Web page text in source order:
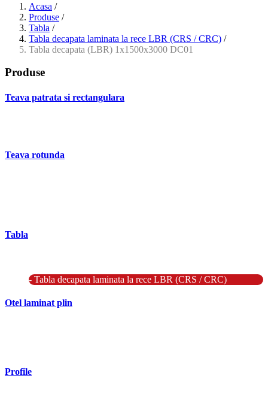
Acasa /
Produse /
Tabla /
Tabla decapata laminata la rece LBR (CRS / CRC) /
Tabla decapata (LBR) 1x1500x3000 DC01
Produse
Teava patrata si rectangulara
Teava rotunda
Tabla
- Tabla decapata laminata la rece LBR (CRS / CRC)
Otel laminat plin
Profile